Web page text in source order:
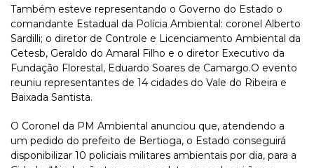
Também esteve representando o Governo do Estado o
comandante Estadual da Polícia Ambiental: coronel Alberto
Sardilli; o diretor de Controle e Licenciamento Ambiental da
Cetesb, Geraldo do Amaral Filho e o diretor Executivo da
Fundação Florestal, Eduardo Soares de Camargo.O evento
reuniu representantes de 14 cidades do Vale do Ribeira e
Baixada Santista.
O Coronel da PM Ambiental anunciou que, atendendo a
um pedido do prefeito de Bertioga, o Estado conseguirá
disponibilizar 10 policiais militares ambientais por dia, para a